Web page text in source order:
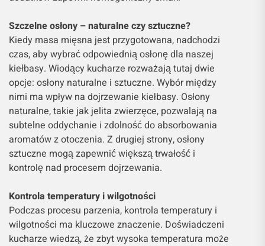
Szczelne osłony – naturalne czy sztuczne?
Kiedy masa mięsna jest przygotowana, nadchodzi
czas, aby wybrać odpowiednią osłonę dla naszej
kiełbasy. Wiodący kucharze rozważają tutaj dwie
opcje: osłony naturalne i sztuczne. Wybór między
nimi ma wpływ na dojrzewanie kiełbasy. Osłony
naturalne, takie jak jelita zwierzęce, pozwalają na
subtelne oddychanie i zdolność do absorbowania
aromatów z otoczenia. Z drugiej strony, osłony
sztuczne mogą zapewnić większą trwałość i
kontrolę nad procesem dojrzewania.
Kontrola temperatury i wilgotności
Podczas procesu parzenia, kontrola temperatury i
wilgotności ma kluczowe znaczenie. Doświadczeni
kucharze wiedzą, że zbyt wysoka temperatura może